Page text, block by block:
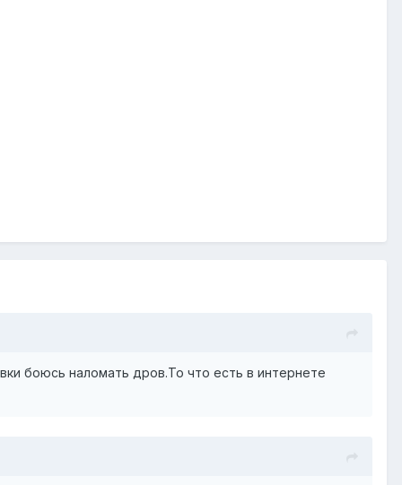
боюсь наломать дров.То что есть в интернете